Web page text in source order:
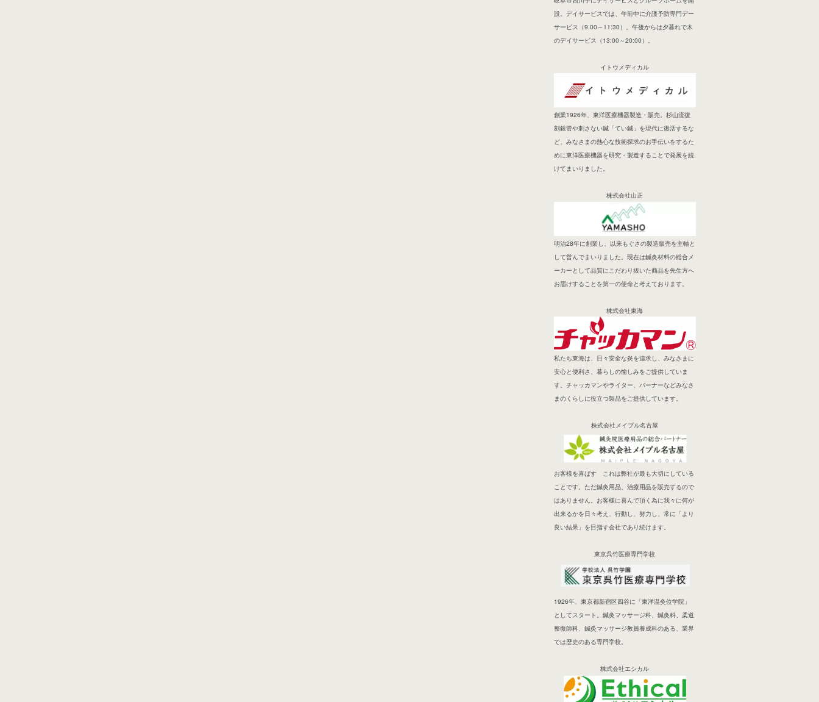
設。デイサービスでは、午前中に介護予防専門デー
サービス（9:00～11:30）。午後からは夕暮れで木
のデイサービス（13:00～20:00）。
イトウメディカル
創業1926年、東洋医療機器製造・販売。杉山流復
刻銀管や刺さない鍼「てい鍼」を現代に復活するな
ど、みなさまの熱心な技術探求のお手伝いをするた
めに東洋医療機器を研究・製造することで発展を続
けてまいりました。
株式会社山正
明治28年に創業し、以来もぐさの製造販売を主軸と
して営んでまいりました。現在は鍼灸材料の総合メ
ーカーとして品質にこだわり抜いた商品を先生方へ
お届けすることを第一の使命と考えております。
株式会社東海
私たち東海は、日々安全な炎を追求し、みなさまに
安心と便利さ、暮らしの愉しみをご提供していま
す。チャッカマンやライター、バーナーなどみなさ
まのくらしに役立つ製品をご提供しています。
株式会社メイプル名古屋
お客様を喜ばす これは弊社が最も大切にしている
ことです。ただ鍼灸用品、治療用品を販売するので
はありません。お客様に喜んで頂く為に我々に何が
出来るかを日々考え、行動し、努力し、常に「より
良い結果」を目指す会社であり続けます。
東京呉竹医療専門学校
1926年、東京都新宿区四谷に「東洋温灸位学院」
としてスタート。鍼灸マッサージ科、鍼灸科、柔道
整復師科、鍼灸マッサージ教員養成科のある、業界
では歴史のある専門学校。
株式会社エシカル